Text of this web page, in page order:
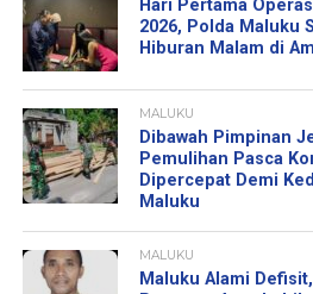
Hari Pertama
2026, Polda Maluku
Hiburan Malam di
MALUKU
Dibawah Pimpinan
Pemulihan Pasca
Dipercepat Demi
Maluku
MALUKU
Maluku Alami